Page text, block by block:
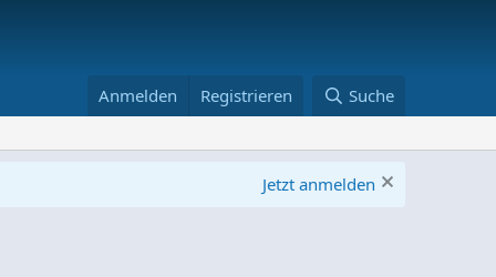
Anmelden Registrieren Suche
Jetzt anmelden